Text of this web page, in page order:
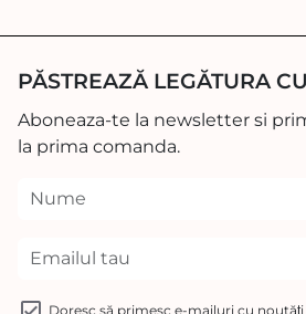
PĂSTREAZĂ LEGĂTURA
Aboneaza-te la newsletter si
la prima comanda.
Doresc să primesc e-mailuri cu